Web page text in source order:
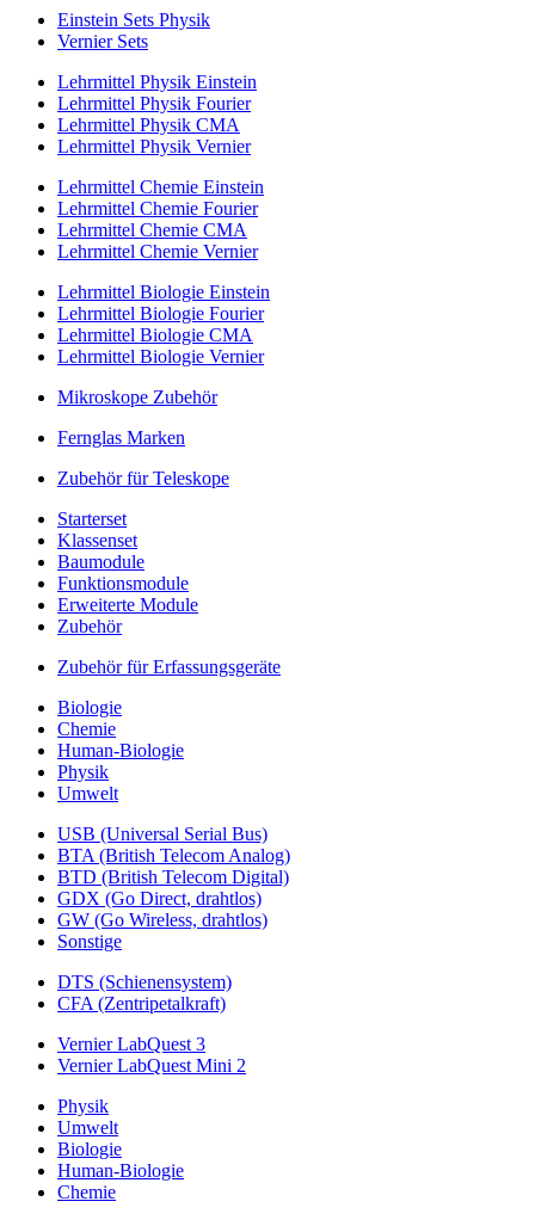
Einstein Sets Physik
Vernier Sets
Lehrmittel Physik Einstein
Lehrmittel Physik Fourier
Lehrmittel Physik CMA
Lehrmittel Physik Vernier
Lehrmittel Chemie Einstein
Lehrmittel Chemie Fourier
Lehrmittel Chemie CMA
Lehrmittel Chemie Vernier
Lehrmittel Biologie Einstein
Lehrmittel Biologie Fourier
Lehrmittel Biologie CMA
Lehrmittel Biologie Vernier
Mikroskope Zubehör
Fernglas Marken
Zubehör für Teleskope
Starterset
Klassenset
Baumodule
Funktionsmodule
Erweiterte Module
Zubehör
Zubehör für Erfassungsgeräte
Biologie
Chemie
Human-Biologie
Physik
Umwelt
USB (Universal Serial Bus)
BTA (British Telecom Analog)
BTD (British Telecom Digital)
GDX (Go Direct, drahtlos)
GW (Go Wireless, drahtlos)
Sonstige
DTS (Schienensystem)
CFA (Zentripetalkraft)
Vernier LabQuest 3
Vernier LabQuest Mini 2
Physik
Umwelt
Biologie
Human-Biologie
Chemie